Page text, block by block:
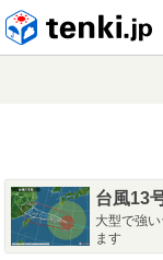
台風13
大型で強
ます